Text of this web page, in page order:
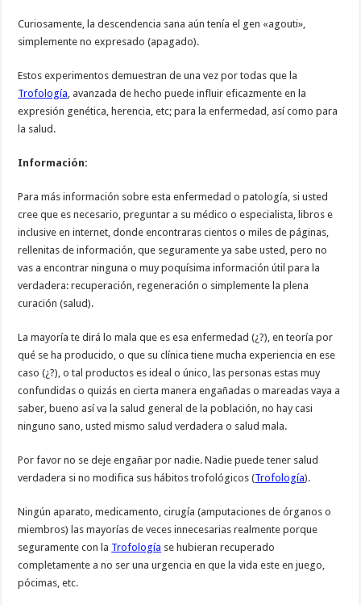
Curiosamente, la descendencia sana aún tenía el gen «agouti»,
simplemente no expresado (apagado).
Estos experimentos demuestran de una vez por todas que la
Trofología, avanzada de hecho puede influir eficazmente en la
expresión genética, herencia, etc; para la enfermedad, así como para
la salud.
Información:
Para más información sobre esta enfermedad o patología, si usted
cree que es necesario, preguntar a su médico o especialista, libros e
inclusive en internet, donde encontraras cientos o miles de páginas,
rellenitas de información, que seguramente ya sabe usted, pero no
vas a encontrar ninguna o muy poquísima información útil para la
verdadera: recuperación, regeneración o simplemente la plena
curación (salud).
La mayoría te dirá lo mala que es esa enfermedad (¿?), en teoría por
qué se ha producido, o que su clínica tiene mucha experiencia en ese
caso (¿?), o tal productos es ideal o único, las personas estas muy
confundidas o quizás en cierta manera engañadas o mareadas vaya a
saber, bueno así va la salud general de la población, no hay casi
ninguno sano, usted mismo salud verdadera o salud mala.
Por favor no se deje engañar por nadie. Nadie puede tener salud
verdadera si no modifica sus hábitos trofológicos (Trofología).
Ningún aparato, medicamento, cirugía (amputaciones de órganos o
miembros) las mayorías de veces innecesarias realmente porque
seguramente con la Trofología se hubieran recuperado
completamente a no ser una urgencia en que la vida este en juego,
pócimas, etc.